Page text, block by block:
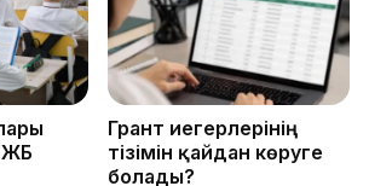
Грант иегерлерінің
тізімін қайдан көруге
болады?